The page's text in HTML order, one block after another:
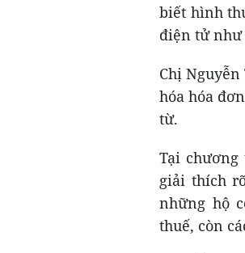
biết hình
điện tử như
Chị
hóa hóa
từ.
Tại chương
giải thích
những hộ
thuế, còn